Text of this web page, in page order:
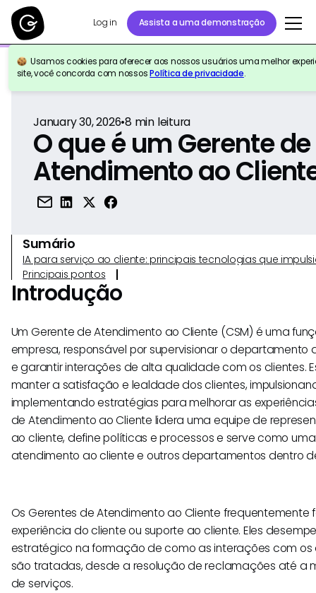
Log in Assista a uma demonstração
Usamos cookies para oferecer aos nossos usuários uma melhor
site, você concorda com nossosPolítica de privacidade.
Voltar para a referência
January 30, 2026•8min leitura
O que é um Gerente de
Atendimento ao
Sumário
IA para serviço ao cliente: principais tecnologias que
Principais pontos
Introdução
Um Gerente de Atendimento ao Cliente (CSM) é uma
empresa, responsável por supervisionar o
e garantir interações de alta qualidade com os clientes.
manter a satisfação e lealdade dos clientes,
implementando estratégias para melhorar as
de Atendimento ao Cliente lidera uma equipe de
ao cliente, define políticas e processos e serve como
atendimento ao cliente e outros departamentos dentro
Os Gerentes de Atendimento ao Cliente
experiência do cliente ou suporte ao cliente. Eles
estratégico na formação de como as interações com os
são tratadas, desde a resolução de reclamações até a
de serviços.